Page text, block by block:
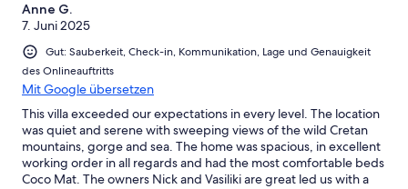
Anne G.
7. Juni 2025
Gut: Sauberkeit, Check-in, Kommunikation, Lage und Genauigkeit
des Onlineauftritts
Mit Google übersetzen
This villa exceeded our expectations in every level. The location
was quiet and serene with sweeping views of the wild Cretan
mountains, gorge and sea. The home was spacious, in excellent
working order in all regards and had the most comfortable beds
Coco Mat. The owners Nick and Vasiliki are great led us with a